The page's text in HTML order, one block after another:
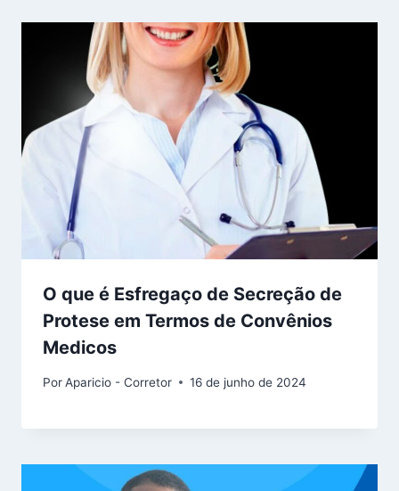
O que é Esfregaço de Secreção de
Protese em Termos de Convênios
Medicos
PorAparicio - Corretor 16 de junho de 2024